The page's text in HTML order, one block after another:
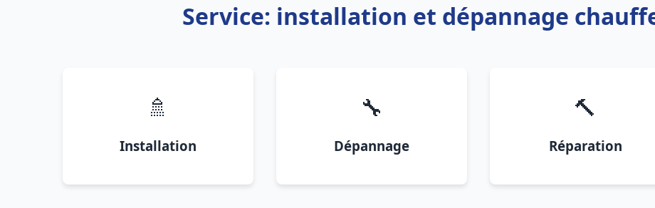
Service: installation et dépannage
🚿
Installation
🔧
Dépannage
🔨
Réparation